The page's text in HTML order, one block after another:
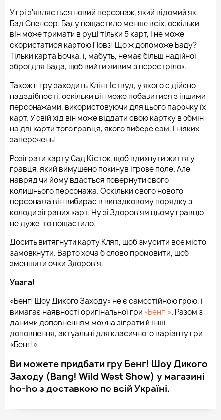
У грі з'являється новий персонаж, який відомий як
Бад Спенсер. Баду пощастило менше всіх, оскільки
він може тримати в руці тільки 5 карт, і не може
скористатися картою Повз! Що ж допоможе Баду?
Тільки карта Бочка, і, мабуть, немає більш надійної
зброї для Бада, щоб вийти живим з перестрілок.
Також в гру заходить Клінт Іствуд, у якого є дійсно
надздібності, оскільки він може побавитися з іншими
персонажами, використовуючи для цього парочку їх
карт. У свій хід він може віддати свою картку в обмін
на дві карти того гравця, якого вибере сам. І ніяких
заперечень!
Розіграти карту Сад Кісток, щоб вдихнути життя у
гравця, який вимушено покинув ігрове поле. Але
навряд чи йому вдасться повернути свого
колишнього персонажа. Оскільки свого нового
персонажа він вибирає в випадковому порядку з
колоди зіграних карт. Ну зі Здоров'ям цьому гравцю
не дуже-то пощастило.
Досить витягнути карту Кляп, щоб змусити все місто
замовкнути. Варто хоча б слово промовити, щоб
зменшити очки Здоров'я.
Увага!
«Бенг! Шоу Дикого Заходу» не є самостійною грою, і
вимагає наявності оригінальної гри «Бенг!». Разом з
даними доповненням можна зіграти й інші
доповнення, актуальні для класичного варіанту гри
«Бенг!»
Ви можете придбати гру Бенг! Шоу Дикого
Заходу (Bang! Wild West Show) у магазині
ho-ho з доставкою по всій Україні.